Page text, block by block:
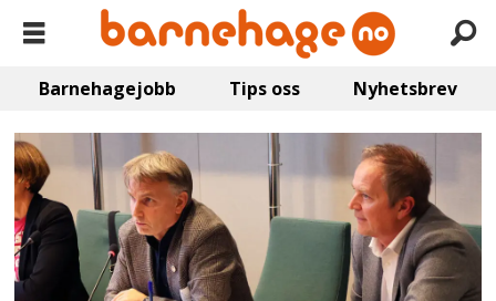
Barnehagejobb Tips oss Nyhetsbrev